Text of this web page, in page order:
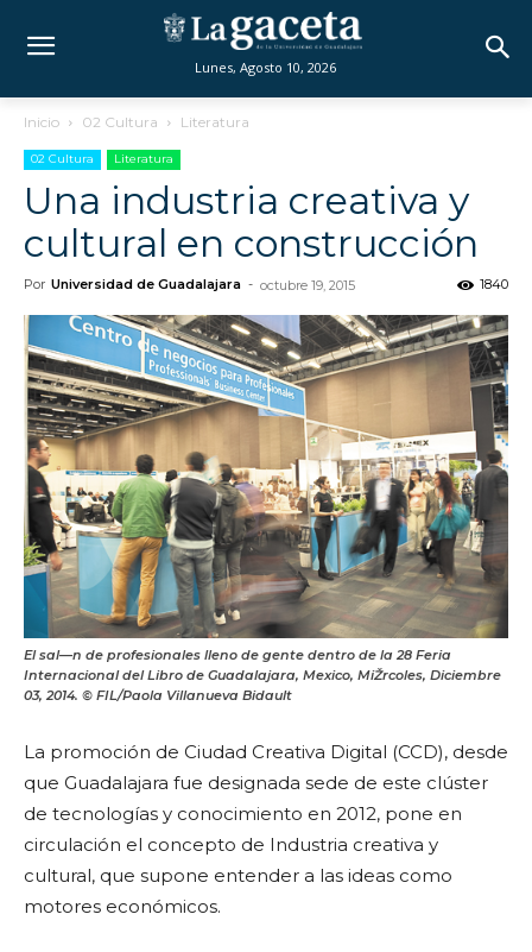
Lunes, Agosto 10, 2026
Inicio 02 Cultura Literatura
02 Cultura Literatura
Una industria creativa y
cultural en construcción
Por Universidad de Guadalajara - octubre 19, 2015 1840
El sal—n de profesionales lleno de gente dentro de la 28 Feria
Internacional del Libro de Guadalajara, Mexico, MiŽrcoles, Diciembre
03, 2014. © FIL/Paola Villanueva Bidault
La promoción de Ciudad Creativa Digital (CCD), desde
que Guadalajara fue designada sede de este clúster
de tecnologías y conocimiento en 2012, pone en
circulación el concepto de Industria creativa y
cultural, que supone entender a las ideas como
motores económicos.